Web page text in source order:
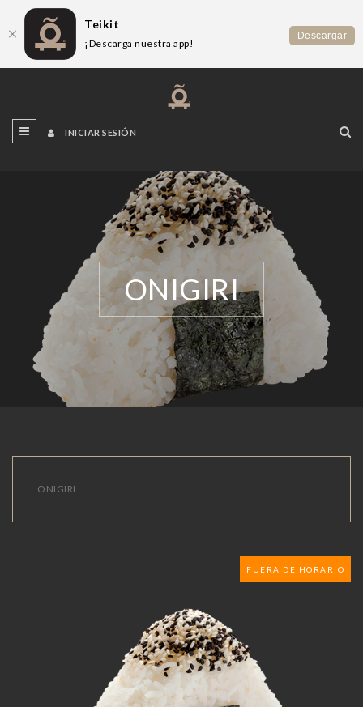
INICIAR SESIÓN
ONIGIRI
ONIGIRI
FUERA DE HORARIO
Teikit
¡Descarga nuestra app!
Descargar